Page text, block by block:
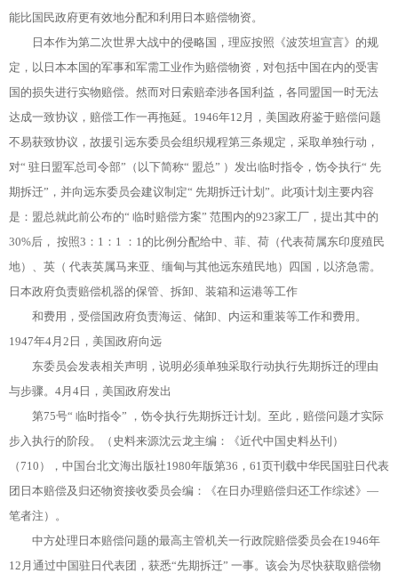
能比国民政府更有效地分配和利用日本赔偿物资。
日本作为第二次世界大战中的侵略国，理应按照《波茨坦宣言》的规
定，以日本本国的军事和军需工业作为赔偿物资，对包括中国在内的受害
国的损失进行实物赔偿。然而对日索赔牵涉各国利益，各同盟国一时无法
达成一致协议，赔偿工作一再拖延。1946年12月，美国政府鉴于赔偿问题
不易获致协议，故援引远东委员会组织规程第三条规定，采取单独行动，
对“ 驻日盟军总司令部”（以下简称“ 盟总” ）发出临时指令，饬令执行“ 先
期拆迁”，并向远东委员会建议制定“ 先期拆迁计划”。此项计划主要内容
是：盟总就此前公布的“ 临时赔偿方案” 范围内的923家工厂，提出其中的
30%后， 按照3：1：1 ：1的比例分配给中、菲、荷（代表荷属东印度殖民
地）、英（ 代表英属马来亚、缅甸与其他远东殖民地）四国，以济急需。
日本政府负责赔偿机器的保管、拆卸、装箱和运港等工作
和费用，受偿国政府负责海运、储卸、内运和重装等工作和费用。
1947年4月2日，美国政府向远
东委员会发表相关声明，说明必须单独采取行动执行先期拆迁的理由
与步骤。4月4日，美国政府发出
第75号“ 临时指令” ，饬令执行先期拆迁计划。至此，赔偿问题才实际
步入执行的阶段。（史料来源沈云龙主编：《近代中国史料丛刊）
（710），中国台北文海出版社1980年版第36，61页刊载中华民国驻日代表
团日本赔偿及归还物资接收委员会编：《在日办理赔偿归还工作综述》—
笔者注）。
中方处理日本赔偿问题的最高主管机关一行政院赔偿委员会在1946年
12月通过中国驻日代表团，获悉“先期拆迁” 一事。该会为尽快获取赔偿物